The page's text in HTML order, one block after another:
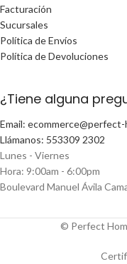
Facturación
Sucursales
Política de Envíos
Política de Devoluciones
¿Tiene alguna
Email:
Llámanos: 553309 2302
Lunes - Viernes
Hora: 9:00am - 6:00pm
Boulevard Manuel Ávila
© Perfect